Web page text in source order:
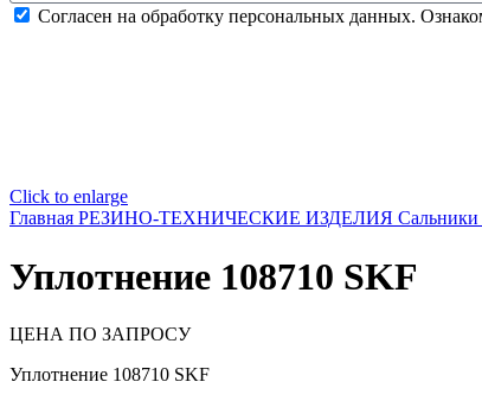
Согласен на обработку персональных данных.
Click to enlarge
Главная РЕЗИНО-ТЕХНИЧЕСКИЕ ИЗДЕЛИЯ
Уплотнение 108710 SKF
ЦЕНА ПО ЗАПРОСУ
Уплотнение 108710 SKF